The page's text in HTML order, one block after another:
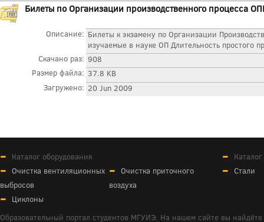
Билеты по Организации производственного процесса
Описание: Билеты к экзамену по Организации
изучаемые в науке ОП Длительность простого
Скачано раз: 908
Размер файла: 37.8 KB
Загружено: 20 Jun 2009
Каталог оборудования
Очистка вентиляционных
выбросов
Очистка приточного
воздуха
Циклоны
Стали
Образовательный портал студентов МГУИЭ. На нашем сайте вы